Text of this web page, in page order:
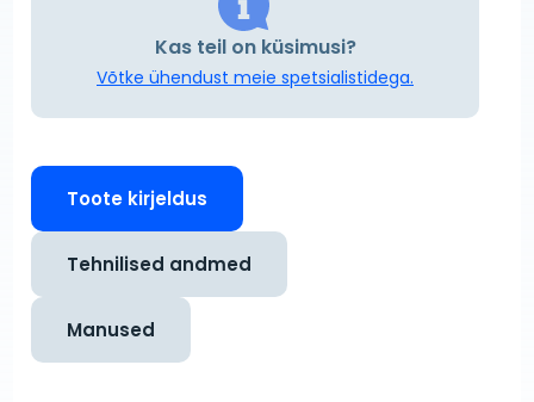
Kas teil on küsimusi?
Võtke ühendust meie spetsialistidega.
Toote kirjeldus
Tehnilised andmed
Manused